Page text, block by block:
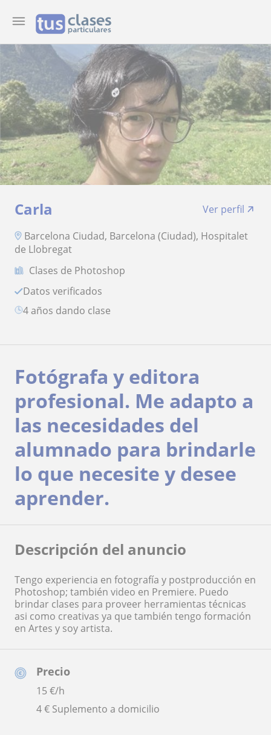
Carla
Ver perfil
Barcelona Ciudad, Barcelona (Ciudad), Hospitalet
de Llobregat
Clases de Photoshop
Datos verificados
4 años dando clase
Precio
15€/h
4 € Suplemento a domicilio
Fotógrafa y editora
profesional. Me adapto a
las necesidades del
alumnado para brindarle
lo que necesite y desee
aprender.
Descripción del anuncio
Tengo experiencia en fotografía y postproducción en
Photoshop; también video en Premiere. Puedo
brindar clases para proveer herramientas técnicas
asi como creativas ya que también tengo formación
en Artes y soy artista.